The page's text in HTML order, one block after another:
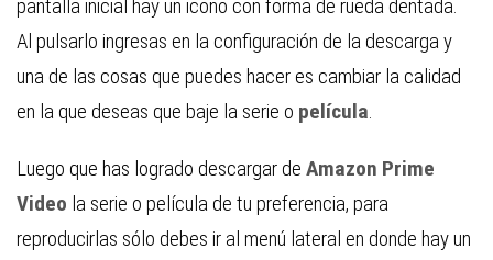
pantalla inicial hay un icono con forma de rueda dentada.
Al pulsarlo ingresas en la configuración de la descarga y
una de las cosas que puedes hacer es cambiar la calidad
en la que deseas que baje la serie o película.
Luego que has logrado descargar de Amazon Prime
Video la serie o película de tu preferencia, para
reproducirlas sólo debes ir al menú lateral en donde hay un